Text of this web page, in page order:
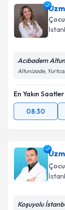
Acıbadem
Altunizade,
En Yakın Saatler
08:30
Koşuyolu